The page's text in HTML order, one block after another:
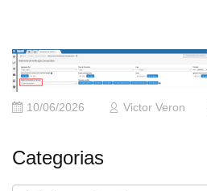
10/06/2026 Victor Veron
Categorias